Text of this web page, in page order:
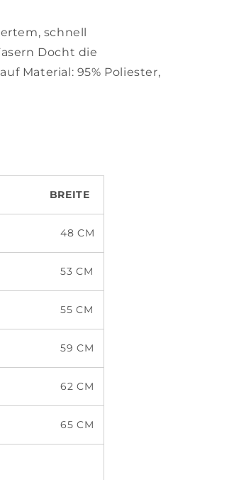
schnell
Docht die
Material: 95% Poliester,
CM
CM
CM
CM
CM
CM